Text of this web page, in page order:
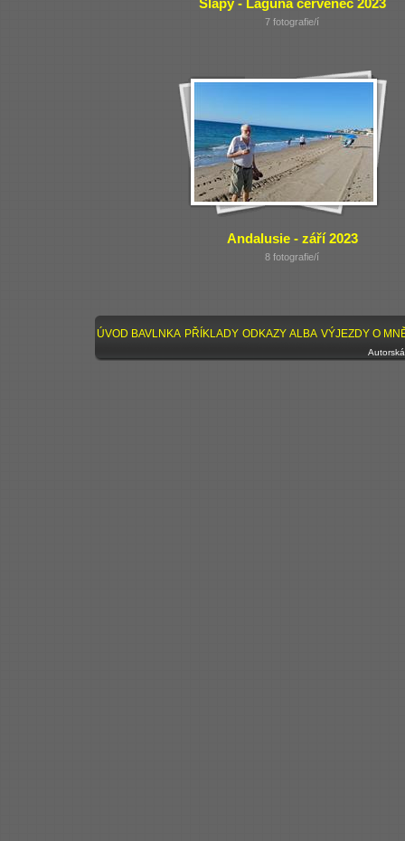
Slapy - Laguna červenec 2023
7 fotografie/í
Andalusie - září 2023
8 fotografie/í
ÚVOD BAVLNKA PŘÍKLADY ODKAZY ALBA VÝJEZDY O